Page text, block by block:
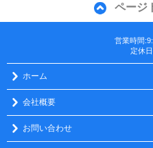
ページ
営業時間
定休
ホーム
会社概要
お問い合わせ